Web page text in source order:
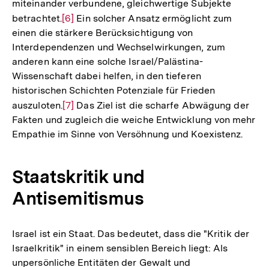
miteinander verbundene, gleichwertige Subjekte
betrachtet.Zur
Auflösung
der
Fußnote
[6] Ein solcher Ansatz ermöglicht zum
einen die stärkere Berücksichtigung von
Interdependenzen und Wechselwirkungen, zum
anderen kann eine solche Israel/Palästina-
Wissenschaft dabei helfen, in den tieferen
historischen Schichten Potenziale für Frieden
auszuloten.Zur
Auflösung
der
[7] Das Ziel ist die scharfe Abwägung der
Fakten und zugleich die weiche Entwicklung von mehr
Empathie im Sinne von Versöhnung und Koexistenz.
Staatskritik und
Antisemitismus
Israel ist ein Staat. Das bedeutet, dass die "Kritik der
Israelkritik" in einem sensiblen Bereich liegt: Als
unpersönliche Entitäten der Gewalt und